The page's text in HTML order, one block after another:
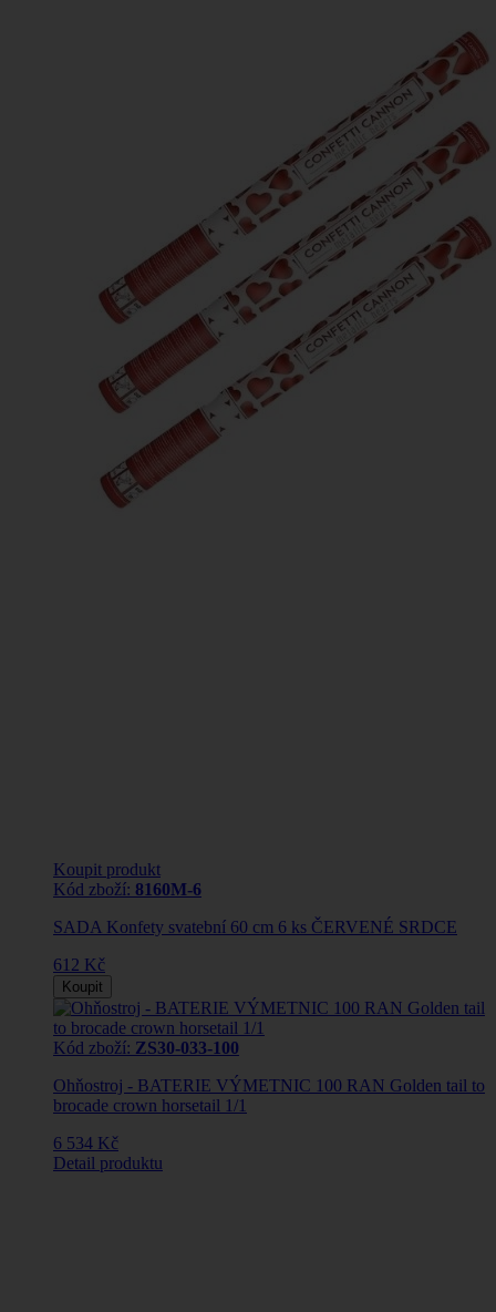
Koupit produkt
Kód zboží: 8160M-6
SADA Konfety svatební 60 cm 6 ks ČERVENÉ SRDCE
612 Kč
Koupit
Kód zboží: ZS30-033-100
Ohňostroj - BATERIE VÝMETNIC 100 RAN Golden tail to
brocade crown horsetail 1/1
6 534 Kč
Detail produktu